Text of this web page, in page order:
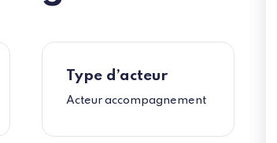
Type d’acteur
Acteur accompagnement